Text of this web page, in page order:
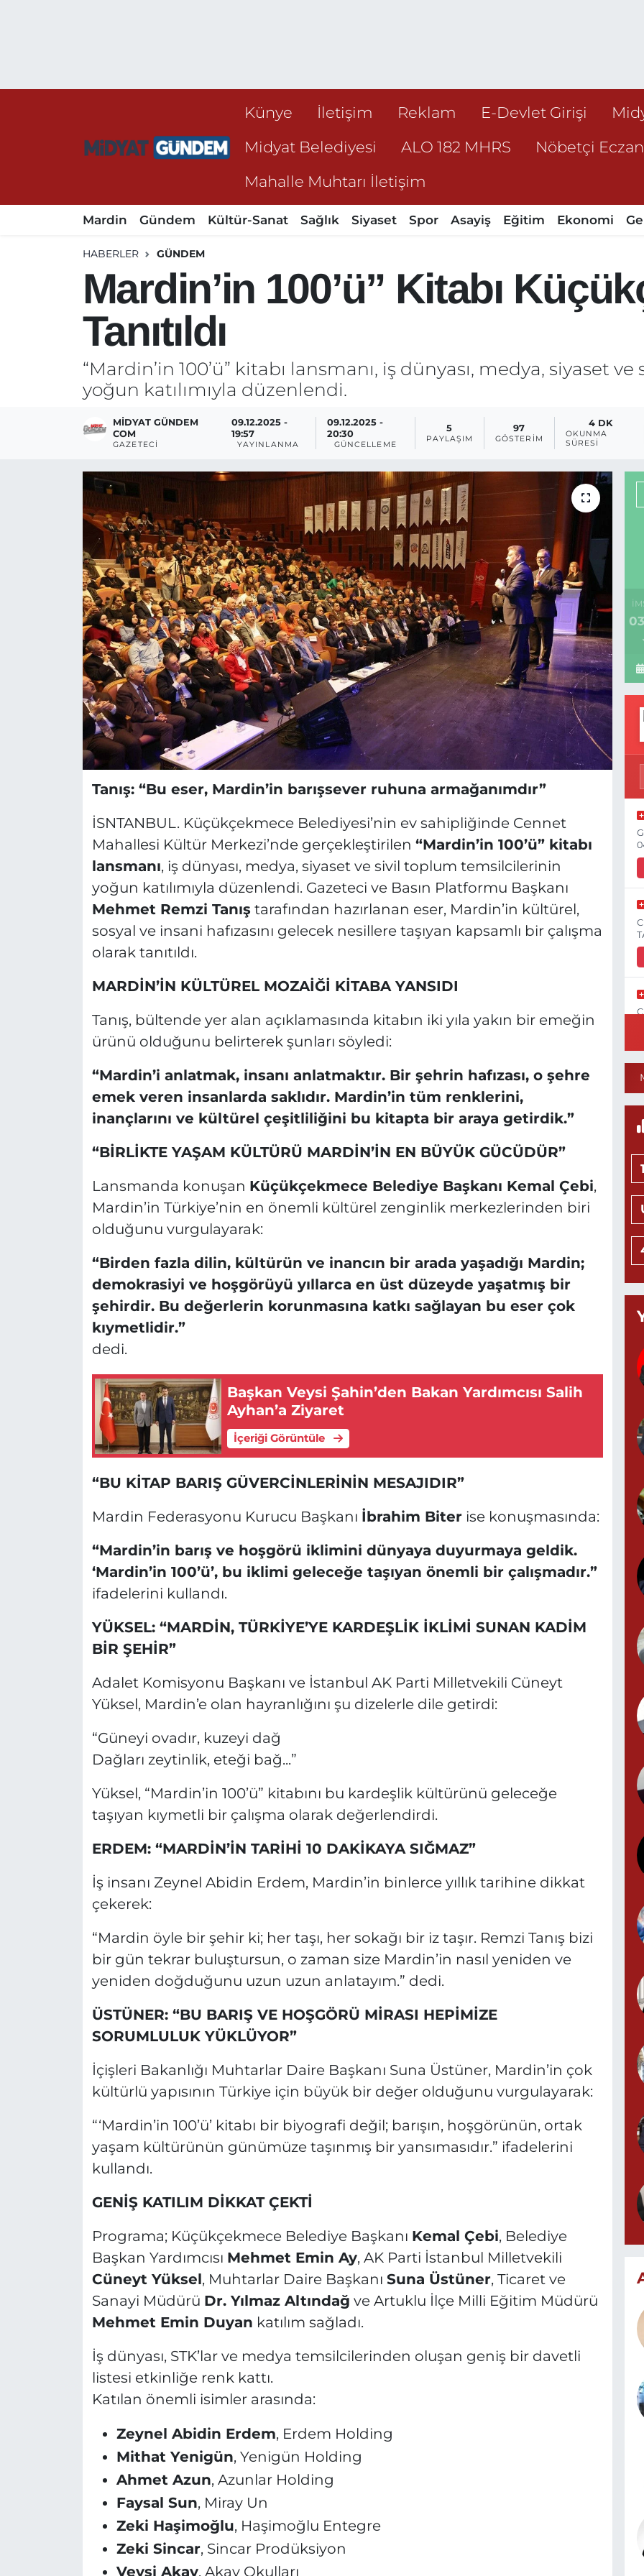
Künye İletişim Reklam E-Devlet Girişi
Midyat Belediyesi
ALO 182 MHRS Nöbetçi
Mahalle Muhtarı İletişim
Mardin Gündem Kültür-Sanat Sağlık Siyaset Spor Asayiş Eğitim Ekonomi
HABERLER GÜNDEM
Mardin’in 100’ü” Kitabı
Tanıtıldı
“Mardin’in 100’ü” kitabı lansmanı, iş dünyası, medya, siyaset
yoğun katılımıyla düzenlendi.
MIDYAT GÜNDEM
COM
GAZETECI
09.12.2025 -
19:57
YAYINLANMA
09.12.2025 -
20:30
GÜNCELLEME
5
PAYLAŞIM
97
GÖSTERIM
4 DK
OKUNMA
SÜRESI
Tanış: “Bu eser, Mardin’in barışsever ruhuna armağanımdır”
İSNTANBUL. Küçükçekmece Belediyesi’nin ev sahipliğinde Cennet
Mahallesi Kültür Merkezi’nde gerçekleştirilen “Mardin’in 100’ü” kitabı
lansmanı, iş dünyası, medya, siyaset ve sivil toplum temsilcilerinin
yoğun katılımıyla düzenlendi. Gazeteci ve Basın Platformu Başkanı
Mehmet Remzi Tanış tarafından hazırlanan eser, Mardin’in kültürel,
sosyal ve insani hafızasını gelecek nesillere taşıyan kapsamlı bir çalışma
olarak tanıtıldı.
MARDİN’İN KÜLTÜREL MOZAİĞİ KİTABA YANSIDI
Tanış, bültende yer alan açıklamasında kitabın iki yıla yakın bir emeğin
ürünü olduğunu belirterek şunları söyledi:
“Mardin’i anlatmak, insanı anlatmaktır. Bir şehrin hafızası, o şehre
emek veren insanlarda saklıdır. Mardin’in tüm renklerini,
inançlarını ve kültürel çeşitliliğini bu kitapta bir araya getirdik.”
“BİRLİKTE YAŞAM KÜLTÜRÜ MARDİN’İN EN BÜYÜK GÜCÜDÜR”
Lansmanda konuşan Küçükçekmece Belediye Başkanı Kemal Çebi,
Mardin’in Türkiye’nin en önemli kültürel zenginlik merkezlerinden biri
olduğunu vurgulayarak:
“Birden fazla dilin, kültürün ve inancın bir arada yaşadığı Mardin;
demokrasiyi ve hoşgörüyü yıllarca en üst düzeyde yaşatmış bir
şehirdir. Bu değerlerin korunmasına katkı sağlayan bu eser çok
kıymetlidir.”
dedi.
Başkan Veysi Şahin’den Bakan Yardımcısı Salih
Ayhan’a Ziyaret
İçeriği Görüntüle
“BU KİTAP BARIŞ GÜVERCİNLERİNİN MESAJIDIR”
Mardin Federasyonu Kurucu Başkanı İbrahim Biterise konuşmasında:
“Mardin’in barış ve hoşgörü iklimini dünyaya duyurmaya geldik.
‘Mardin’in 100’ü’, bu iklimi geleceğe taşıyan önemli bir çalışmadır.”
ifadelerini kullandı.
YÜKSEL: “MARDİN, TÜRKİYE’YE KARDEŞLİK İKLİMİ SUNAN KADİM
BİR ŞEHİR”
Adalet Komisyonu Başkanı ve İstanbul AK Parti Milletvekili Cüneyt
Yüksel, Mardin’e olan hayranlığını şu dizelerle dile getirdi:
“Güneyi ovadır, kuzeyi dağ
Dağları zeytinlik, eteği bağ...”
Yüksel, “Mardin’in 100’ü” kitabını bu kardeşlik kültürünü geleceğe
taşıyan kıymetli bir çalışma olarak değerlendirdi.
ERDEM: “MARDİN’İN TARİHİ 10 DAKİKAYA SIĞMAZ”
İş insanı Zeynel Abidin Erdem, Mardin’in binlerce yıllık tarihine dikkat
çekerek:
“Mardin öyle bir şehir ki; her taşı, her sokağı bir iz taşır. Remzi Tanış bizi
bir gün tekrar buluştursun, o zaman size Mardin’in nasıl yeniden ve
yeniden doğduğunu uzun uzun anlatayım.” dedi.
ÜSTÜNER: “BU BARIŞ VE HOŞGÖRÜ MİRASI HEPİMİZE
SORUMLULUK YÜKLÜYOR”
İçişleri Bakanlığı Muhtarlar Daire Başkanı Suna Üstüner, Mardin’in çok
kültürlü yapısının Türkiye için büyük bir değer olduğunu vurgulayarak:
“‘Mardin’in 100’ü’ kitabı bir biyografi değil; barışın, hoşgörünün, ortak
yaşam kültürünün günümüze taşınmış bir yansımasıdır.” ifadelerini
kullandı.
GENİŞ KATILIM DİKKAT ÇEKTİ
Programa; Küçükçekmece Belediye Başkanı Kemal Çebi, Belediye
Başkan Yardımcısı Mehmet Emin Ay, AK Parti İstanbul Milletvekili
Cüneyt Yüksel, Muhtarlar Daire Başkanı Suna Üstüner, Ticaret ve
Sanayi Müdürü Dr. Yılmaz Altındağ ve Artuklu İlçe Milli Eğitim Müdürü
Mehmet Emin Duyan katılım sağladı.
İş dünyası, STK’lar ve medya temsilcilerinden oluşan geniş bir davetli
listesi etkinliğe renk kattı.
Katılan önemli isimler arasında:
Zeynel Abidin Erdem, Erdem Holding
Mithat Yenigün, Yenigün Holding
Ahmet Azun, Azunlar Holding
Faysal Sun, Miray Un
Zeki Haşimoğlu, Haşimoğlu Entegre
Zeki Sincar, Sincar Prodüksiyon
Veysi Akay, Akay Okulları